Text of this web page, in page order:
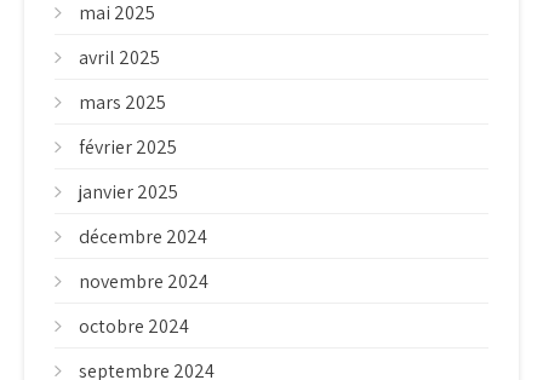
mai 2025
avril 2025
mars 2025
février 2025
janvier 2025
décembre 2024
novembre 2024
octobre 2024
septembre 2024